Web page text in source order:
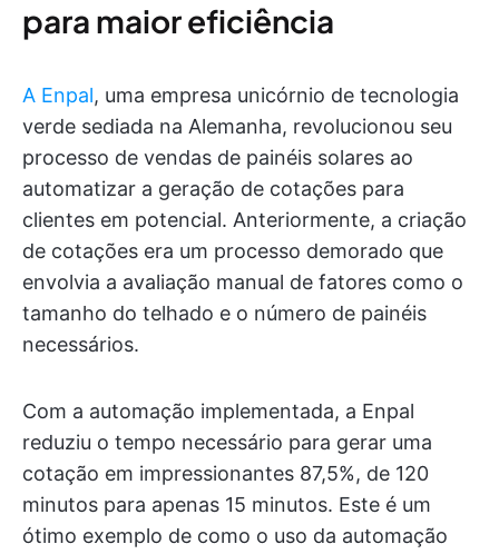
para maior eficiência
A Enpal, uma empresa unicórnio de tecnologia
verde sediada na Alemanha, revolucionou seu
processo de vendas de painéis solares ao
automatizar a geração de cotações para
clientes em potencial. Anteriormente, a criação
de cotações era um processo demorado que
envolvia a avaliação manual de fatores como o
tamanho do telhado e o número de painéis
necessários.
Com a automação implementada, a Enpal
reduziu o tempo necessário para gerar uma
cotação em impressionantes 87,5%, de 120
minutos para apenas 15 minutos. Este é um
ótimo exemplo de como o uso da automação